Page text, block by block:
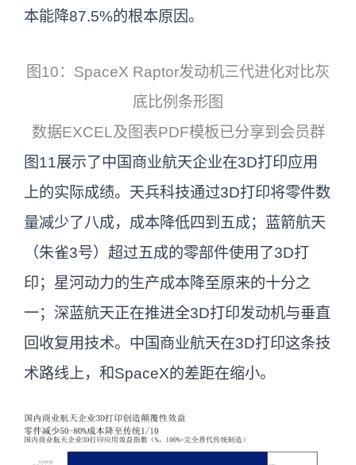
本能降87.5%的根本原因。
图10：SpaceX Raptor发动机三代进化对比灰
底比例条形图
数据EXCEL及图表PDF模板已分享到会员群
图11展示了中国商业航天企业在3D打印应用
上的实际成绩。天兵科技通过3D打印将零件数
量减少了八成，成本降低四到五成；蓝箭航天
（朱雀3号）超过五成的零部件使用了3D打
印；星河动力的生产成本降至原来的十分之
一；深蓝航天正在推进全3D打印发动机与垂直
回收复用技术。中国商业航天在3D打印这条技
术路线上，和SpaceX的差距在缩小。